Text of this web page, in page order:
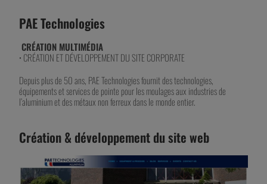
PAE Technologies
CRÉATION MULTIMÉDIA
• CRÉATION ET DÉVELOPPEMENT DU SITE CORPORATE
Depuis plus de 50 ans, PAE Technologies fournit des technologies,
équipements et services de pointe pour les moulages aux industries de
l’aluminium et des métaux non ferreux dans le monde entier.
Création & développement du site web